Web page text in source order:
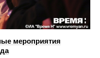
мероприятия